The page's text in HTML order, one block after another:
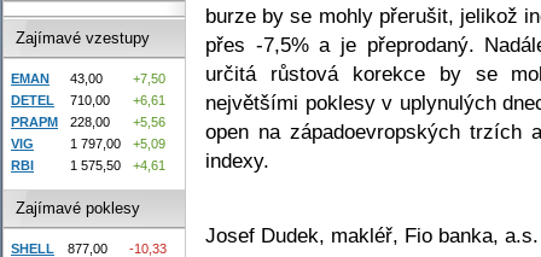
burze by se mohly přerušit, jelikož
přes -7,5% a je přeprodaný.
určitá růstová korekce by se
největšími poklesy v uplynulých
open na západoevropských trzích
indexy.
Josef Dudek, makléř, Fio banka, a.s.
Zajímavé vzestupy
EMAN 43,00
+7,50
DETEL
710,00
+6,61
PRAPM
228,00
+5,56
VIG
1 797,00
+5,09
RBI
1 575,50 +4,61
Zajímavé poklesy
SHELL 877,00
-10,33